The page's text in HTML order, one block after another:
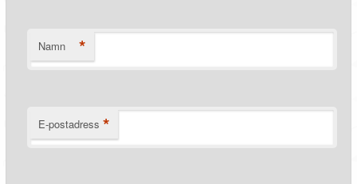
Namn *
E-postadress *